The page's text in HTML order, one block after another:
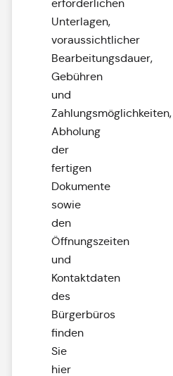
erforderlichen
Unterlagen,
voraussichtlicher
Bearbeitungsdauer,
Gebühren
und
Zahlungsmöglichkeiten,
Abholung
der
fertigen
Dokumente
sowie
den
Öffnungszeiten
und
Kontaktdaten
des
Bürgerbüros
finden
Sie
hier